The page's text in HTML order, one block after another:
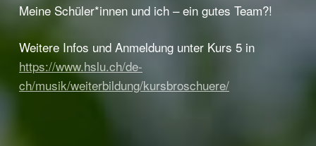
Meine Schüler*innen und ich – ein gutes Team?!
Weitere Infos und Anmeldung unter Kurs 5 in
https://www.hslu.ch/de-
ch/musik/weiterbildung/kursbroschuere/